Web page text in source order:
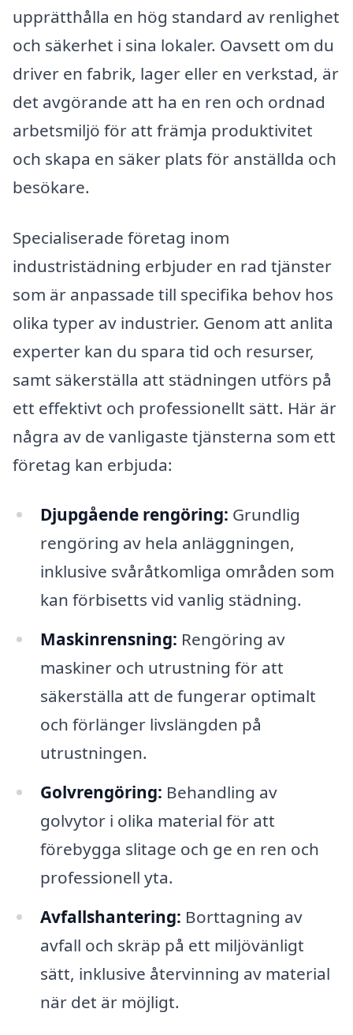
upprätthålla en hög standard av renlighet
och säkerhet i sina lokaler. Oavsett om du
driver en fabrik, lager eller en verkstad, är
det avgörande att ha en ren och ordnad
arbetsmiljö för att främja produktivitet
och skapa en säker plats för anställda och
besökare.
Specialiserade företag inom
industristädning erbjuder en rad tjänster
som är anpassade till specifika behov hos
olika typer av industrier. Genom att anlita
experter kan du spara tid och resurser,
samt säkerställa att städningen utförs på
ett effektivt och professionellt sätt. Här är
några av de vanligaste tjänsterna som ett
företag kan erbjuda:
Djupgående rengöring: Grundlig
rengöring av hela anläggningen,
inklusive svåråtkomliga områden som
kan förbisetts vid vanlig städning.
Maskinrensning: Rengöring av
maskiner och utrustning för att
säkerställa att de fungerar optimalt
och förlänger livslängden på
utrustningen.
Golvrengöring: Behandling av
golvytor i olika material för att
förebygga slitage och ge en ren och
professionell yta.
Avfallshantering: Borttagning av
avfall och skräp på ett miljövänligt
sätt, inklusive återvinning av material
när det är möjligt.